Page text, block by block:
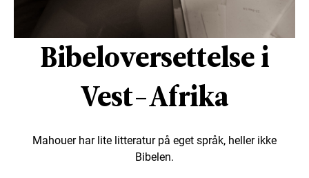
Bibeloversettelse i
Vest-Afrika
Mahouer har lite litteratur på eget språk, heller ikke
Bibelen.